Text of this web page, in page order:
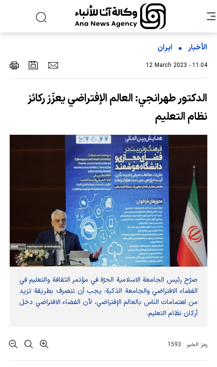
الأخبار ایران
12 March 2023 - 11:04
الدكتور طهرانجي: العالم الإفتراضي يعزّز ركائز
نظام التعليم
صرّح رئيس الجامعة الاسلامية الحرّة في مؤتمر الثقافة والتعليم في
الفضاء الافتراضي والجامعة الذكية: يجب أن نتصرف بطريقة تزيد
من اهتمامات الناس بالعالم الإفتراضي، لأن الفضاء الافتراضي دخل
أركان نظام التعليم.
رمز الخبر : 1593